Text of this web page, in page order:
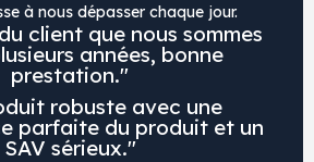
à nous dépasser chaque jour.
client que nous sommes
années, bonne
prestation."
robuste avec une
parfaite du produit et un
SAV sérieux."